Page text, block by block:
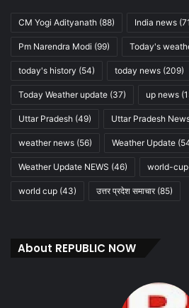
CM Yogi Adityanath (88) India news
Pm Narendra Modi (99) Today's
today's history (54) today news (209)
Today Weather update (37) up news
Uttar Pradesh (49) Uttar Pradesh
weather news (56) Weather Update
Weather Update NEWS (46) world-
world cup (43) उत्तर प्रदेश समाचार(85)
About REPUBLIC NOW